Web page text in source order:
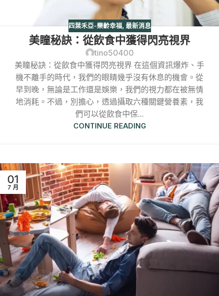
四葉禾亞-樂齡幸福, 最新消息
美瞳秘訣：從飲食中獲得閃亮視界
tino50400
美瞳秘訣：從飲食中獲得閃亮視界 在這個資訊爆炸、手
機不離手的時代，我們的眼睛幾乎沒有休息的機會。從
早到晚，無論是工作還是娛樂，我們的視力都在被無情
地消耗。不過，別擔心，透過攝取六種關鍵營養素，我
們可以從飲食中保...
CONTINUE READING
01
7 月